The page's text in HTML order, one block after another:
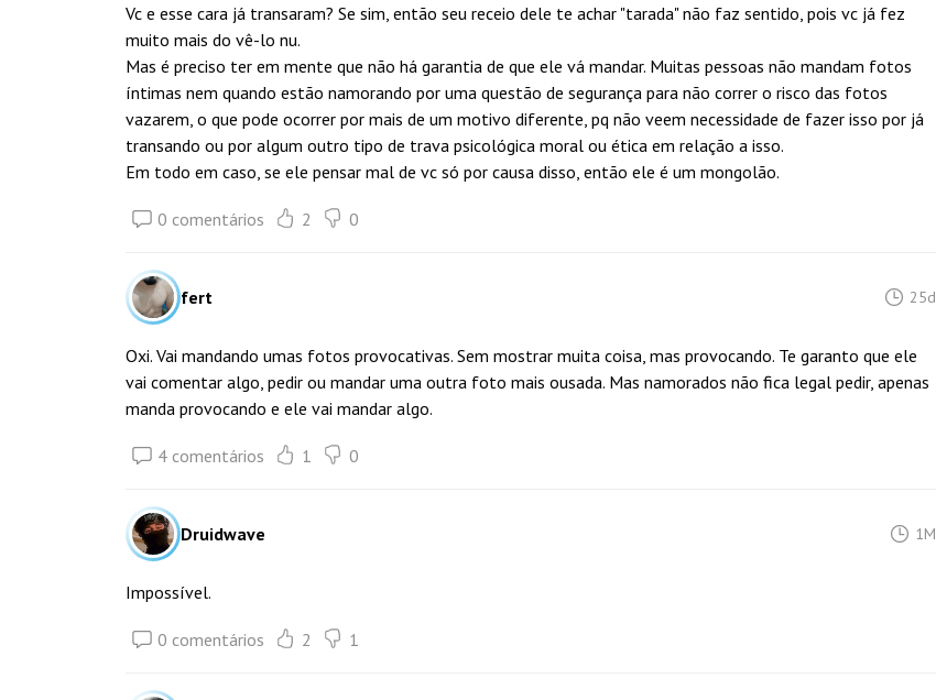
Vc e esse cara já transaram? Se sim, então seu receio dele te achar "tarada" não faz sentido, pois vc já fez
muito mais do vê-lo nu.
Mas é preciso ter em mente que não há garantia de que ele vá mandar. Muitas pessoas não mandam fotos
íntimas nem quando estão namorando por uma questão de segurança para não correr o risco das fotos
vazarem, o que pode ocorrer por mais de um motivo diferente, pq não veem necessidade de fazer isso por já
transando ou por algum outro tipo de trava psicológica moral ou ética em relação a isso.
Em todo em caso, se ele pensar mal de vc só por causa disso, então ele é um mongolão.
0 comentários 2 0
fert 25d
Oxi. Vai mandando umas fotos provocativas. Sem mostrar muita coisa, mas provocando. Te garanto que ele
vai comentar algo, pedir ou mandar uma outra foto mais ousada. Mas namorados não fica legal pedir, apenas
manda provocando e ele vai mandar algo.
4 comentários 1 0
Druidwave 1M
Impossível.
0 comentários 2 1